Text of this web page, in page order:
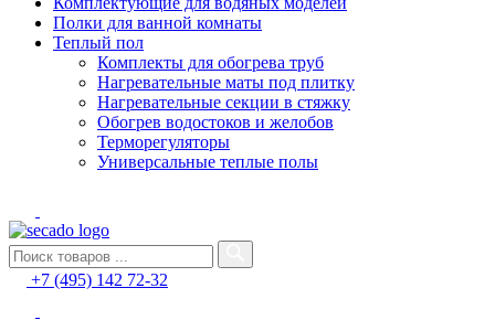
Полки для ванной комнаты
Теплый пол
Комплекты для обогрева труб
Нагревательные маты под плитку
Нагревательные секции в стяжку
Обогрев водостоков и желобов
Терморегуляторы
Универсальные теплые полы
+7 (495) 142 72-32